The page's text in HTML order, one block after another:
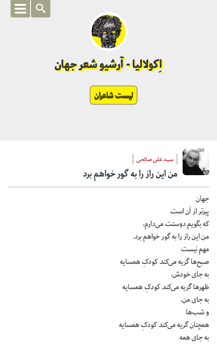
اِکولالیا - آرشیو شعر جهان
لیست شاعران
سید علی صالحی
من این راز را به گور خواهم برد
جهان
پیرتر از آن است
که بگویم دوستت می‌دارم،
من این راز را به گور خواهم برد.
مهم نیست
صبح‌ها گریه می‌کند کودکِ همسایه
به جای خودش،
ظهرها گریه می‌کند کودکِ همسایه
به جای من،
و شب‌ها
همچنان گریه می‌کند کودکِ همسایه
به جای همه